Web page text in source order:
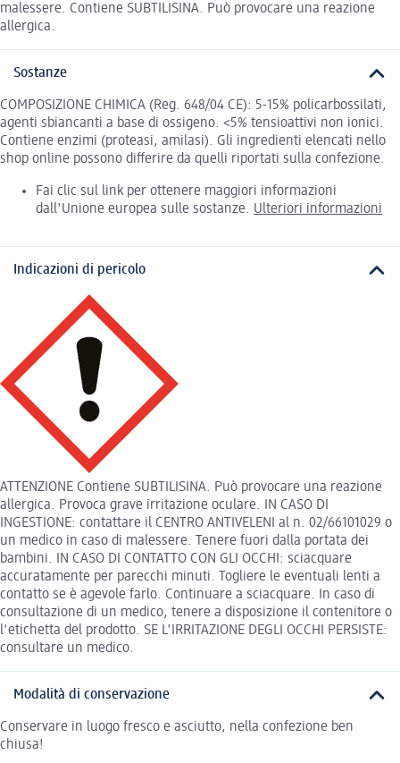
malessere. Contiene SUBTILISINA. Può provocare una reazione
allergica.
Sostanze
COMPOSIZIONE CHIMICA (Reg. 648/04 CE): 5-15% policarbossilati,
agenti sbiancanti a base di ossigeno. <5% tensioattivi non ionici.
Contiene enzimi (proteasi, amilasi). Gli ingredienti elencati nello
shop online possono differire da quelli riportati sulla confezione.
Fai clic sul link per ottenere maggiori informazioni
dall'Unione europea sulle sostanze. Ulteriori informazioni
Indicazioni di pericolo
ATTENZIONE Contiene SUBTILISINA. Può provocare una reazione
allergica. Provoca grave irritazione oculare. IN CASO DI
INGESTIONE: contattare il CENTRO ANTIVELENI al n. 02/66101029 o
un medico in caso di malessere. Tenere fuori dalla portata dei
bambini. IN CASO DI CONTATTO CON GLI OCCHI: sciacquare
accuratamente per parecchi minuti. Togliere le eventuali lenti a
contatto se è agevole farlo. Continuare a sciacquare. In caso di
consultazione di un medico, tenere a disposizione il contenitore o
l'etichetta del prodotto. SE L'IRRITAZIONE DEGLI OCCHI PERSISTE:
consultare un medico.
Modalità di conservazione
Conservare in luogo fresco e asciutto, nella confezione ben
chiusa!